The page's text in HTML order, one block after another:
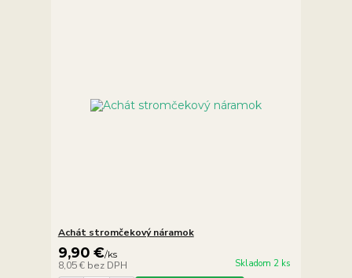
Achát stromčekový náramok
9,90 €/ks
8,05 € bez DPH Skladom 2 ks